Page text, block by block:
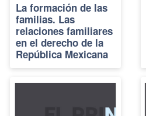
La formación de las
familias. Las
relaciones familiares
en el derecho de la
República Mexicana